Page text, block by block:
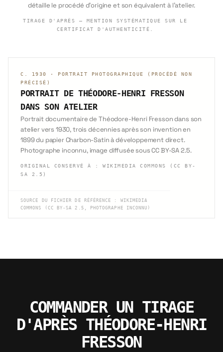
détaille le procédé d'origine et son équivalent à l'atelier.
TIRAGE D'APRÈS — MENTION SYSTÉMATIQUE SUR LE
CERTIFICAT D'AUTHENTICITÉ.
C. 1930 · PORTRAIT PHOTOGRAPHIQUE (PROCÉDÉ NON
PRÉCISÉ)
PORTRAIT DE THÉODORE-HENRI FRESSON
DANS SON ATELIER
Portrait documentaire de Théodore-Henri Fresson dans son
atelier vers 1930, trois décennies après son invention en
1899 du papier Charbon-Satin à développement direct.
Photographe inconnu, image diffusée sous CC BY-SA 2.5.
ORIGINAL CONSERVÉ À : WIKIMEDIA COMMONS (CC BY-
SA 2.5)
SOURCE DU FICHIER DE RÉFÉRENCE :
WIKIMEDIA
COMMONS (CC BY-SA 2.5, PHOTOGRAPHE INCONNU)
COMMANDER UN TIRAGE
D'APRÈS THÉODORE-HENRI
FRESSON